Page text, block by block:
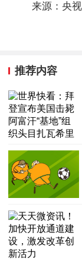
来源：央
推荐内容